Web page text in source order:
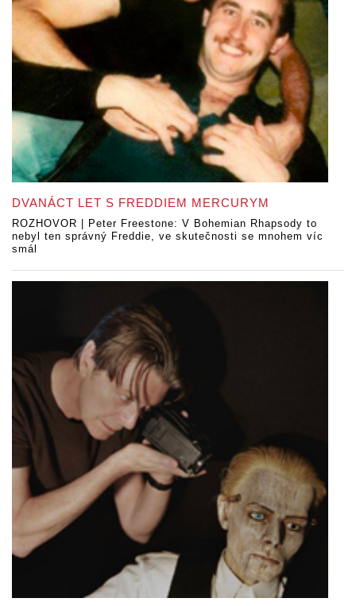
DVANÁCT LET S FREDDIEM MERCURYM
ROZHOVOR | Peter Freestone: V Bohemian Rhapsody to
nebyl ten správný Freddie, ve skutečnosti se mnohem víc
smál